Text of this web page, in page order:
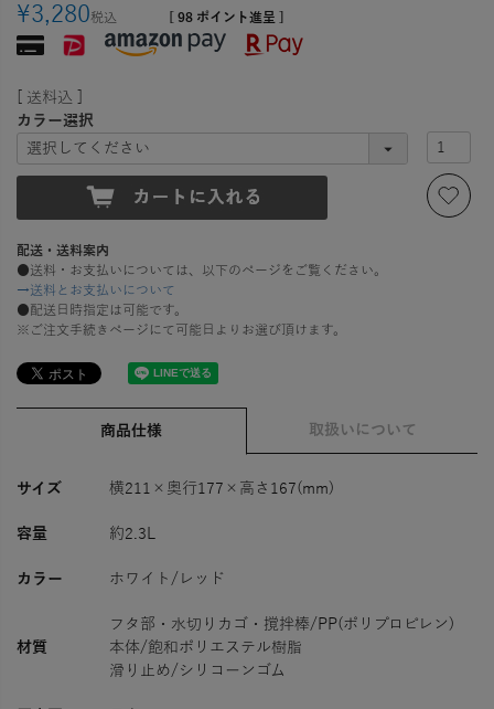
¥3,280税込 98 ポイント進呈 ]
送料込
カラー選択
配送・送料案内
●送料・お支払いについては、以下のページをご覧ください。
→送料とお支払いについて
●配送日時指定は可能です。
※ご注文手続きページにて可能日よりお選び頂けます。
商品仕様 取扱いについて
サイズ 横211×奥行177×高さ167(mm)
容量 約2.3L
カラー ホワイト/レッド
材質
フタ部・水切りカゴ・撹拌棒/PP(ポリプロピレン)
本体/飽和ポリエステル樹脂
滑り止め/シリコーンゴム